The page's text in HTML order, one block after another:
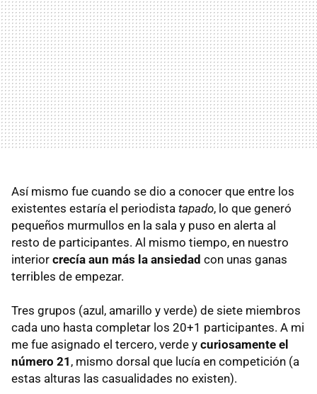
Así mismo fue cuando se dio a conocer que entre los
existentes estaría el periodista tapado, lo que generó
pequeños murmullos en la sala y puso en alerta al
resto de participantes. Al mismo tiempo, en nuestro
interior crecía aun más la ansiedad con unas ganas
terribles de empezar.
Tres grupos (azul, amarillo y verde) de siete miembros
cada uno hasta completar los 20+1 participantes. A mi
me fue asignado el tercero, verde y curiosamente el
número 21 , mismo dorsal que lucía en competición (a
estas alturas las casualidades no existen).